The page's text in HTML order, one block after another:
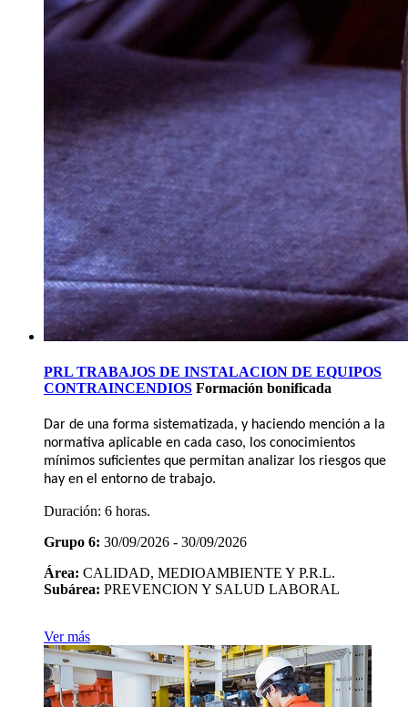
PRL TRABAJOS DE INSTALACION DE EQUIPOS
CONTRAINCENDIOS Formación bonificada
Dar de una forma sistematizada, y haciendo mención a la
normativa aplicable en cada caso, los conocimientos
mínimos suficientes que permitan analizar los riesgos que
hay en el entorno de trabajo.
Duración: 6 horas.
Grupo 6: 30/09/2026 - 30/09/2026
Área: CALIDAD, MEDIOAMBIENTE Y P.R.L.
Subárea: PREVENCION Y SALUD LABORAL
Ver más